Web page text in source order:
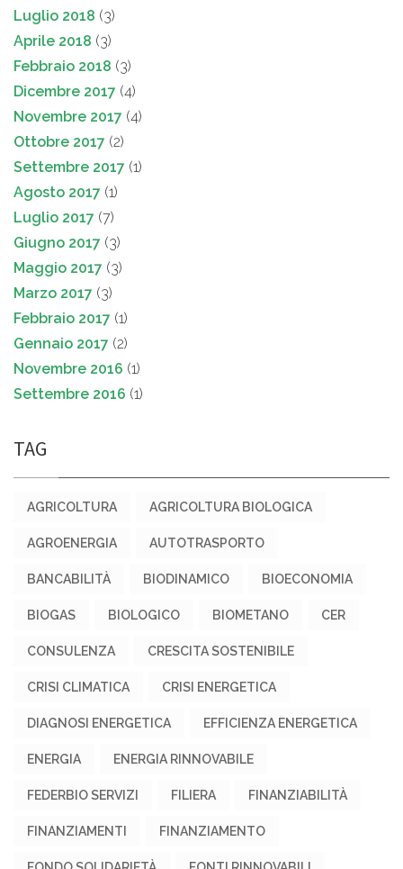
Luglio 2018 (3)
Aprile 2018 (3)
Febbraio 2018 (3)
Dicembre 2017 (4)
Novembre 2017 (4)
Ottobre 2017 (2)
Settembre 2017 (1)
Agosto 2017 (1)
Luglio 2017 (7)
Giugno 2017 (3)
Maggio 2017 (3)
Marzo 2017 (3)
Febbraio 2017 (1)
Gennaio 2017 (2)
Novembre 2016 (1)
Settembre 2016 (1)
TAG
AGRICOLTURA AGRICOLTURA BIOLOGICA
AGROENERGIA AUTOTRASPORTO
BANCABILITÀ BIODINAMICO BIOECONOMIA
BIOGAS BIOLOGICO BIOMETANO CER
CONSULENZA CRESCITA SOSTENIBILE
CRISI CLIMATICA CRISI ENERGETICA
DIAGNOSI ENERGETICA EFFICIENZA ENERGETICA
ENERGIA ENERGIA RINNOVABILE
FEDERBIO SERVIZI FILIERA FINANZIABILITÀ
FINANZIAMENTI FINANZIAMENTO